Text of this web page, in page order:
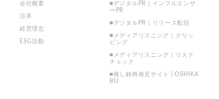
会社概要
沿革
経営理念
ESG活動
■デジタルPR｜インフルエンサ
ーPR
■デジタルPR｜リリース配信
■メディアリスニング｜クリッ
ピング
■メディアリスニング｜リスク
チェック
■推し銘柄発見サイト | OSHIKA
BU